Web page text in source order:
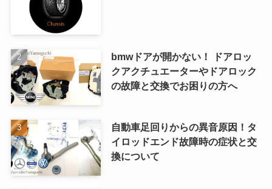
bmwドアが開かない！ ドアロッ
クアクチュエーターやドアロック
の故障と交換でお困りの方へ
自動車足回りからの異音原因！タ
イロッドエンド故障時の症状と交
換について